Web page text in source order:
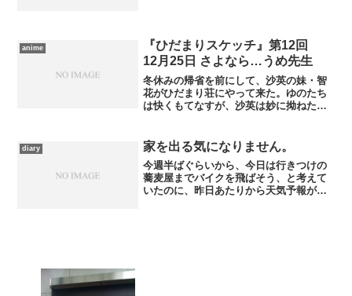
ＨＭＶはアニメ系には...
anime
『ひだまりスケッチ』第12回
12月25日 さよなら…うめ先生
冬休みの帰省を前にして、沙英の妹・智
花がひだまり荘にやって来た。ゆのたち
は快くもてなすが、沙英は妙に拗ねた態
に新鮮だが、沙英は奔放な彼女の様子に
苛々しっぱなし。翌朝、友...
diary 家を出る気になりません。
今週半ばぐらいから、今日は行きつけの
蕎麦屋までバイクを飛ばそう、と考えて
いたのに、昨日あたりから天気予報が不